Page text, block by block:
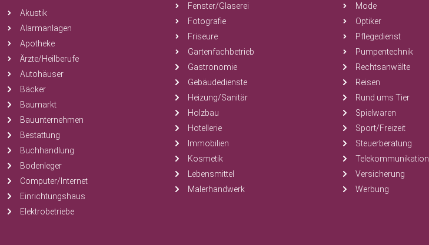
Akustik
Alarmanlagen
Apotheke
Ärzte/Heilberufe
Autohäuser
Bäcker
Baumarkt
Bauunternehmen
Bestattung
Buchhandlung
Bodenleger
Computer/Internet
Einrichtungshaus
Elektrobetriebe
Fenster/Glaserei
Fotografie
Friseure
Gartenfachbetrieb
Gastronomie
Gebäudedienste
Heizung/Sanitär
Holzbau
Hotellerie
Immobilien
Kosmetik
Lebensmittel
Malerhandwerk
Mode
Optiker
Pflegedienst
Pumpentechnik
Rechtsanwälte
Reisen
Rund ums Tier
Spielwaren
Sport/Freizeit
Steuerberatung
Telekommunikation
Versicherung
Werbung